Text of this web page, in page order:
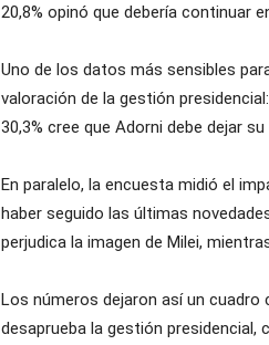
20,8% opinó que debería continuar
Uno de los datos más sensibles
valoración de la gestión
30,3% cree que Adorni debe dejar su
En paralelo, la encuesta midió el
haber seguido las últimas
perjudica la imagen de Milei,
Los números dejaron así un
desaprueba la gestión presidencial,